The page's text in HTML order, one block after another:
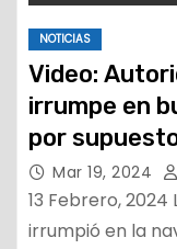
NOTICIAS
Video:
irrumpe en
por
Mar 19, 2024
13 Febrero,
irrumpió en la